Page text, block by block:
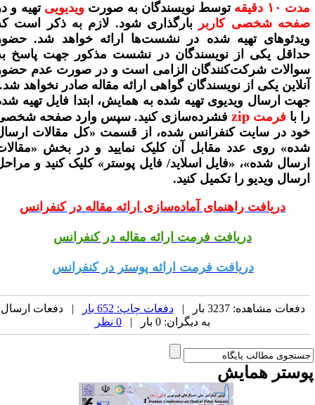
۱۰ دقیقه
توسط نویسندگان به صورت ویدیویی تهیه و در
شخصی کاربر
بارگذاری شود.لازم به ذکر است که
تهیه شده در نشست‌ها ارائه خواهد شد. حضور
یکی از نویسندگان در نشست مذکور جهت پاسخ به
شرکت‌کنندگان الزامی است و در صورت عدم حضور
یکی از نویسندگان گواهی ارائه مقاله صادر نخواهد شد.
ارسال ویدیوی تهیه شده به همایش، ابتدا فایل تهیه شده
بافرمتzip فشرده‌سازی کنید. سپس وارد صفحه شخصی
در سایت کنفرانس شده، از قسمت «کل مقالات ارسال
روی عدد مقابل آن کلیک نمایید و در بخش «مقالات
شده»، «فایل اسلاید/ فایل پوستر» کلیک کنید و مراحل
ویدیو را تکمیل کنید.
دریافت راهنمای آماده‌سازی ارائه مقاله در کنفرانس
دریافت فرمت ارائه مقاله در کنفرانس
دریافت فرمت ارائه پوستر در کنفرانس
دفعات مشاهده: 3237 بار | دفعات چاپ: 652 بار
| دفعات ارسال
به دیگران: 0 بار |
همایش